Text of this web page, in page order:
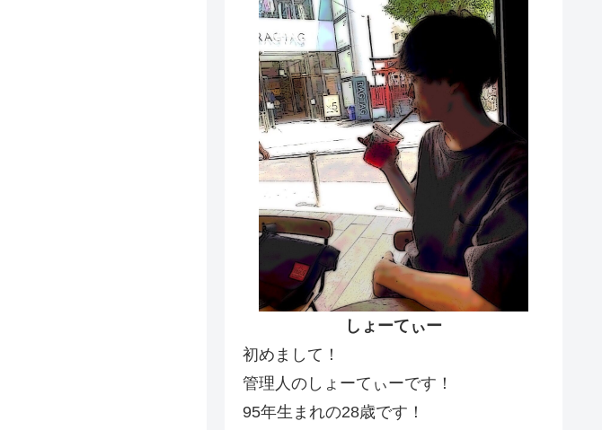
しょーてぃー
初めまして！
管理人のしょーてぃーです！
95年生まれの28歳です！